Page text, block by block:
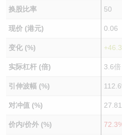
换股比率 50
现价 (港元) 0.06
变化 (%)
实际杠杆 (倍) 3.6倍
引伸波幅 (%)
对冲值 (%)
价内/价外 (%)